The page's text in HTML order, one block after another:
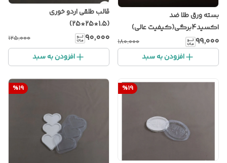
بسته ورق طلا ضد
اکسید4برگی(کیفیت عالی)
۹۹٬۰۰۰ ۱۸۰٬۰۰۰
افزودن به سبد
قالب طلقی اردو خوری
(1.5*25*25)
۹۰٬۰۰۰ ۱۲۵٬۰۰۰
افزودن به سبد
%19
%19